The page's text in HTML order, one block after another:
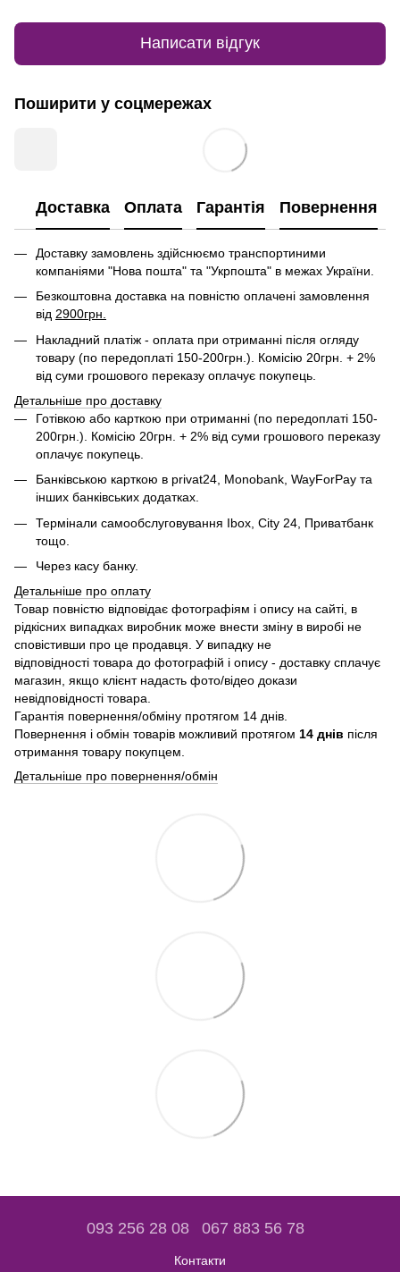
Написати відгук
Поширити у соцмережах
Доставка Оплата Гарантія Повернення
Доставку замовлень здійснюємо транспортиними
компаніями "Нова пошта" та "Укрпошта" в межах України.
Безкоштовна доставка на повністю оплачені замовлення
від 2900грн.
Накладний платіж - оплата при отриманні після огляду
товару (по передоплаті 150-200грн.). Комісію 20грн. + 2%
від суми грошового переказу оплачує покупець.
Детальніше про доставку
Готівкою або карткою при отриманні (по передоплаті 150-
200грн.). Комісію 20грн. + 2% від суми грошового переказу
оплачує покупець.
Банківською карткою в privat24, Monobank, WayForPay та
інших банківських додатках.
Термінали самообслуговування Ibox, City 24, Приватбанк
тощо.
Через касу банку.
Детальніше про оплату
Товар повністю відповідає фотографіям і опису на сайті, в
рідкісних випадках виробник може внести зміну в виробі не
сповістивши про це продавця. У випадку не
відповідності товара до фотографій і опису - доставку сплачує
магазин, якщо клієнт надасть фото/відео докази
невідповідності товара.
Гарантія повернення/обміну протягом 14 днів.
Повернення і обмін товарів можливий протягом 14 днів після
отримання товару покупцем.
Детальніше про повернення/обмін
093 256 28 08 067 883 56 78
Контакти